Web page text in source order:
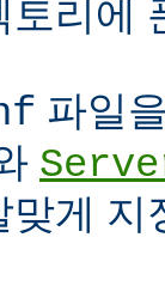
토리에
파일
맞게 지